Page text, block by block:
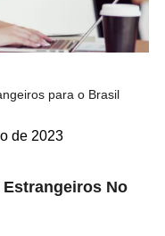
para o Brasil
de 2023
No